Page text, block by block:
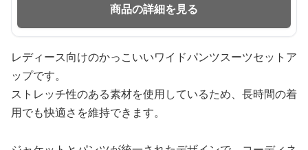
商品の詳細を見る
レディース向けのかっこいいワイドパンツスーツセットア
ップです。
ストレッチ性のある素材を使用しているため、長時間の着
用でも快適さを維持できます。